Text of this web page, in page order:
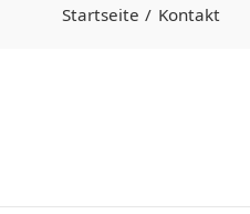
Startseite Kontakt